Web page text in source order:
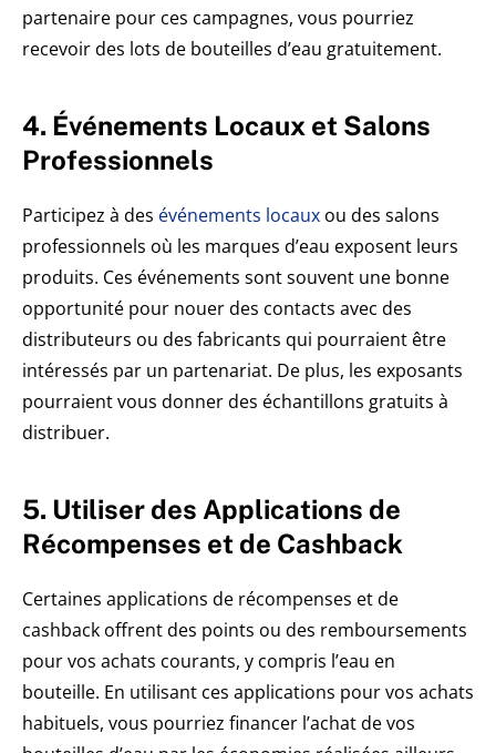
partenaire pour ces campagnes, vous pourriez
recevoir des lots de bouteilles d’eau gratuitement.
4. Événements Locaux et Salons
Professionnels
Participez à des événements locaux ou des salons
professionnels où les marques d’eau exposent leurs
produits. Ces événements sont souvent une bonne
opportunité pour nouer des contacts avec des
distributeurs ou des fabricants qui pourraient être
intéressés par un partenariat. De plus, les exposants
pourraient vous donner des échantillons gratuits à
distribuer.
5. Utiliser des Applications de
Récompenses et de Cashback
Certaines applications de récompenses et de
cashback offrent des points ou des remboursements
pour vos achats courants, y compris l’eau en
bouteille. En utilisant ces applications pour vos achats
habituels, vous pourriez financer l’achat de vos